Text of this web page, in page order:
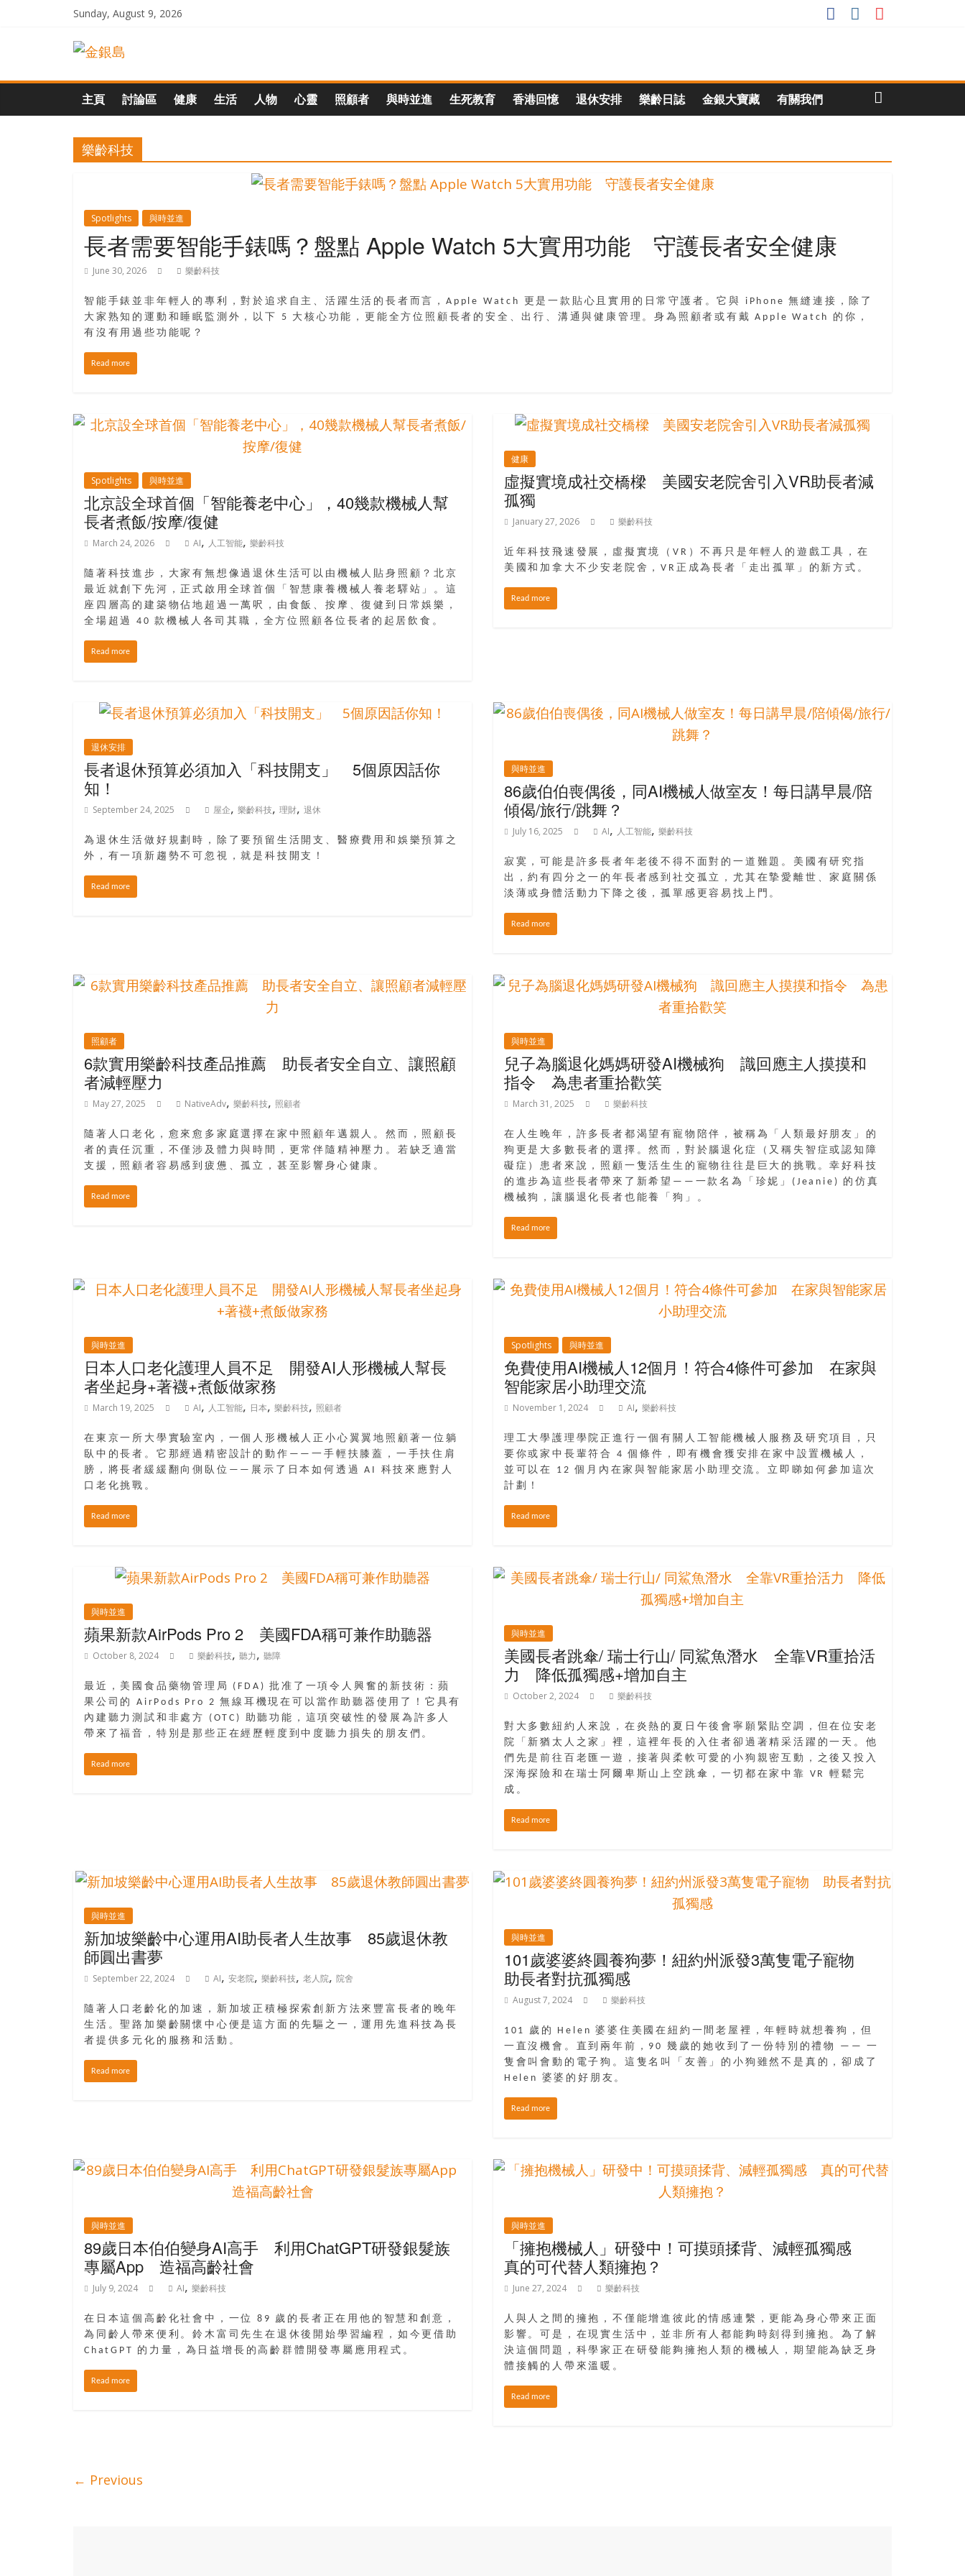
Sunday, August 9, 2026
一
起
追
生
命
的
寶
藏
銀
享
共
樂
共
創
生
下
半
場
結
伴
歲
以
後，
來
人
島
邀
金
齡
髮
的
大
人
尋
寶
藏。
同
抱
樂
觀
積
極
的
態
的
第
二
人
生。
主頁 討論區 健康 生活 人物 心靈 照顧者 與時並進 生死教育 香港回憶 退休安排 樂齡日誌 金銀大寶藏 有關我們
樂齡科技
Spotlights 與時並進
長者需要智能手錶嗎？盤點 Apple Watch 5大實用功能 守護長者安全健康
June 30, 2026 樂齡科技
智能手錶並非年輕人的專利，對於追求自主、活躍生活的長者而言，Apple Watch 更是一款貼心且實用的日常守護者。它與 iPhone 無縫連接，除了
大家熟知的運動和睡眠監測外，以下 5 大核心功能，更能全方位照顧長者的安全、出行、溝通與健康管理。身為照顧者或有戴 Apple Watch 的你，
有沒有用過些功能呢？
Read more
Spotlights 與時並進
北京設全球首個「智能養老中心」，40幾款機械人幫
長者煮飯/按摩/復健
March 24, 2026 AI, 人工智能, 樂齡科技
隨著科技進步，大家有無想像過退休生活可以由機械人貼身照顧？北京
最近就創下先河，正式啟用全球首個「智慧康養機械人養老驛站」。這
座四層高的建築物佔地超過一萬呎，由食飯、按摩、復健到日常娛樂，
全場超過 40 款機械人各司其職，全方位照顧各位長者的起居飲食。
Read more
健康
虛擬實境成社交橋樑 美國安老院舍引入VR助長者減
孤獨
January 27, 2026 樂齡科技
近年科技飛速發展，虛擬實境（VR）不再只是年輕人的遊戲工具，在
美國和加拿大不少安老院舍，VR正成為長者「走出孤單」的新方式。
Read more
退休安排
長者退休預算必須加入「科技開支」 5個原因話你
知！
September 24, 2025 屋企, 樂齡科技, 理財, 退休
為退休生活做好規劃時，除了要預留生活開支、醫療費用和娛樂預算之
外，有一項新趨勢不可忽視，就是科技開支！
Read more
與時並進
86歲伯伯喪偶後，同AI機械人做室友！每日講早晨/陪
傾偈/旅行/跳舞？
July 16, 2025 AI, 人工智能, 樂齡科技
寂寞，可能是許多長者年老後不得不面對的一道難題。美國有研究指
出，約有四分之一的年長者感到社交孤立，尤其在摯愛離世、家庭關係
淡薄或身體活動力下降之後，孤單感更容易找上門。
Read more
照顧者
6款實用樂齡科技產品推薦 助長者安全自立、讓照顧
者減輕壓力
May 27, 2025 NativeAdv, 樂齡科技, 照顧者
隨著人口老化，愈來愈多家庭選擇在家中照顧年邁親人。然而，照顧長
者的責任沉重，不僅涉及體力與時間，更常伴隨精神壓力。若缺乏適當
支援，照顧者容易感到疲憊、孤立，甚至影響身心健康。
Read more
與時並進
兒子為腦退化媽媽研發AI機械狗 識回應主人摸摸和
指令 為患者重拾歡笑
March 31, 2025 樂齡科技
在人生晚年，許多長者都渴望有寵物陪伴，被稱為「人類最好朋友」的
狗更是大多數長者的選擇。然而，對於腦退化症（又稱失智症或認知障
礙症）患者來說，照顧一隻活生生的寵物往往是巨大的挑戰。幸好科技
的進步為這些長者帶來了新希望——一款名為「珍妮」(Jeanie) 的仿真
機械狗，讓腦退化長者也能養「狗」。
Read more
與時並進
日本人口老化護理人員不足 開發AI人形機械人幫長
者坐起身+著襪+煮飯做家務
March 19, 2025 AI, 人工智能, 日本, 樂齡科技, 照顧者
在東京一所大學實驗室內，一個人形機械人正小心翼翼地照顧著一位躺
臥中的長者。它那經過精密設計的動作——一手輕扶膝蓋，一手扶住肩
膀，將長者緩緩翻向側臥位——展示了日本如何透過 AI 科技來應對人
口老化挑戰。
Read more
Spotlights 與時並進
免費使用AI機械人12個月！符合4條件可參加 在家與
智能家居小助理交流
November 1, 2024 AI, 樂齡科技
理工大學護理學院正進行一個有關人工智能機械人服務及研究項目，只
要你或家中長輩符合 4 個條件，即有機會獲安排在家中設置機械人，
並可以在 12 個月內在家與智能家居小助理交流。立即睇如何參加這次
計劃！
Read more
與時並進
蘋果新款AirPods Pro 2 美國FDA稱可兼作助聽器
October 8, 2024 樂齡科技, 聽力, 聽障
最近，美國食品藥物管理局 (FDA) 批准了一項令人興奮的新技術：蘋
果公司的 AirPods Pro 2 無線耳機現在可以當作助聽器使用了！它具有
內建聽力測試和非處方 (OTC) 助聽功能，這項突破性的發展為許多人
帶來了福音，特別是那些正在經歷輕度到中度聽力損失的朋友們。
Read more
與時並進
美國長者跳傘/ 瑞士行山/ 同鯊魚潛水 全靠VR重拾活
力 降低孤獨感+增加自主
October 2, 2024 樂齡科技
對大多數紐約人來說，在炎熱的夏日午後會寧願緊貼空調，但在位安老
院「新猶太人之家」裡，這裡年長的入住者卻過著精采活躍的一天。他
們先是前往百老匯一遊，接著與柔軟可愛的小狗親密互動，之後又投入
深海探險和在瑞士阿爾卑斯山上空跳傘，一切都在家中靠 VR 輕鬆完
成。
Read more
與時並進
新加坡樂齡中心運用AI助長者人生故事 85歲退休教
師圓出書夢
September 22, 2024 AI, 安老院, 樂齡科技, 老人院, 院舍
隨著人口老齡化的加速，新加坡正積極探索創新方法來豐富長者的晚年
生活。聖路加樂齡關懷中心便是這方面的先驅之一，運用先進科技為長
者提供多元化的服務和活動。
Read more
與時並進
101歲婆婆終圓養狗夢！紐約州派發3萬隻電子寵物
助長者對抗孤獨感
August 7, 2024 樂齡科技
101 歲的 Helen 婆婆住美國在紐約一間老屋裡，年輕時就想養狗，但
一直沒機會。直到兩年前，90 幾歲的她收到了一份特別的禮物 —— 一
隻會叫會動的電子狗。這隻名叫「友善」的小狗雖然不是真的，卻成了
Helen 婆婆的好朋友。
Read more
與時並進
89歲日本伯伯變身AI高手 利用ChatGPT研發銀髮族
專屬App 造福高齡社會
July 9, 2024 AI, 樂齡科技
在日本這個高齡化社會中，一位 89 歲的長者正在用他的智慧和創意，
為同齡人帶來便利。鈴木富司先生在退休後開始學習編程，如今更借助
ChatGPT 的力量，為日益增長的高齡群體開發專屬應用程式。
Read more
與時並進
「擁抱機械人」研發中！可摸頭揉背、減輕孤獨感
真的可代替人類擁抱？
June 27, 2024 樂齡科技
人與人之間的擁抱，不僅能增進彼此的情感連繫，更能為身心帶來正面
影響。可是，在現實生活中，並非所有人都能夠時刻得到擁抱。為了解
決這個問題，科學家正在研發能夠擁抱人類的機械人，期望能為缺乏身
體接觸的人帶來溫暖。
Read more
← Previous